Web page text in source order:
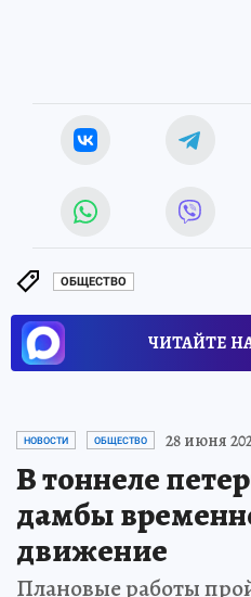
ОБЩЕСТВО
ЧИТАЙТЕ
НОВОСТИ ОБЩЕСТВО 28 июня
В тоннеле
дамбы
движение
Плановые работы